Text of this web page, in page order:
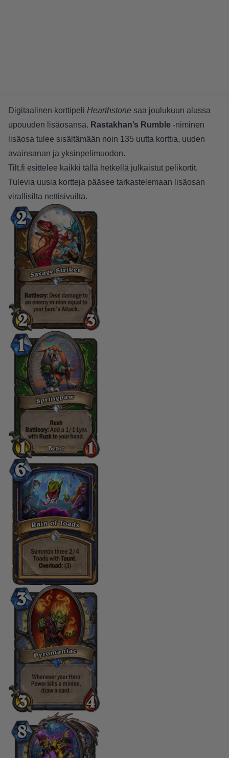
Digitaalinen korttipeli Hearthstone saa joulukuun alussa
upouuden lisäosansa. Rastakhan’s Rumble -niminen
lisäosa tulee sisältämään noin 135 uutta korttia, uuden
avainsanan ja yksinpelimuodon.
Tilt.fi esittelee kaikki tällä hetkellä julkaistut pelikortit.
Tulevia uusia kortteja pääsee tarkastelemaan lisäosan
virallisilta nettisivuilta.